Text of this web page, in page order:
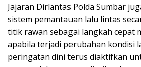
Jajaran Dirlantas Polda Sumbar
sistem pemantauan lalu lintas
titik rawan sebagai langkah cepat
apabila terjadi perubahan kondisi
peringatan dini terus diaktifkan